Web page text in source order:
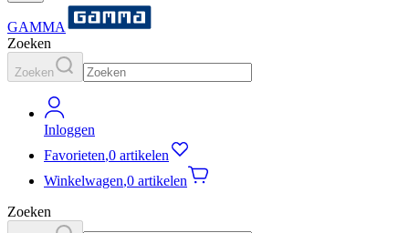
GAMMA
Zoeken
Zoeken
Inloggen
Favorieten,0 artikelen
Winkelwagen,0 artikelen
Zoeken